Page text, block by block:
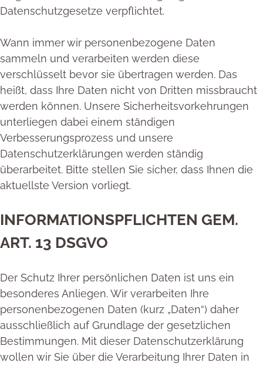
Datenschutzgesetze verpflichtet.
Wann immer wir personenbezogene Daten
sammeln und verarbeiten werden diese
verschlüsselt bevor sie übertragen werden. Das
heißt, dass Ihre Daten nicht von Dritten missbraucht
werden können. Unsere Sicherheitsvorkehrungen
unterliegen dabei einem ständigen
Verbesserungsprozess und unsere
Datenschutzerklärungen werden ständig
überarbeitet. Bitte stellen Sie sicher, dass Ihnen die
aktuellste Version vorliegt.
INFORMATIONSPFLICHTEN GEM.
ART. 13 DSGVO
Der Schutz Ihrer persönlichen Daten ist uns ein
besonderes Anliegen. Wir verarbeiten Ihre
personenbezogenen Daten (kurz „Daten“) daher
ausschließlich auf Grundlage der gesetzlichen
Bestimmungen. Mit dieser Datenschutzerklärung
wollen wir Sie über die Verarbeitung Ihrer Daten in